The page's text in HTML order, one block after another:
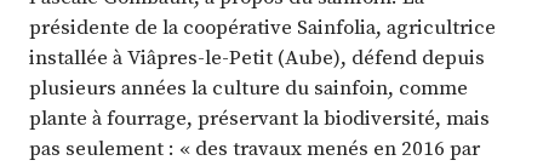
présidente de la coopérative Sainfolia, agricultrice
installée à Viâpres-le-Petit (Aube), défend depuis
plusieurs années la culture du sainfoin, comme
plante à fourrage, préservant la biodiversité, mais
pas seulement : « des travaux menés en 2016 par